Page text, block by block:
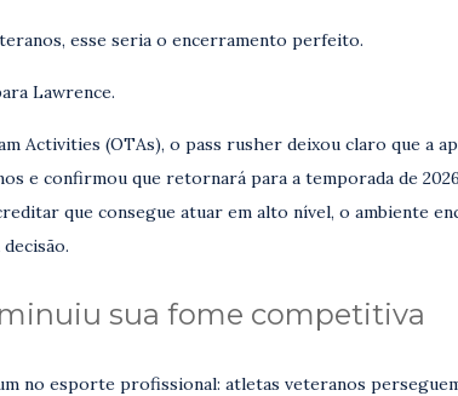
esse seria o encerramento perfeito.
Lawrence.
Activities (OTAs), o pass rusher deixou claro que a
e confirmou que retornará para a temporada de
que consegue atuar em alto nível, o ambiente
sua fome competitiva
no esporte profissional: atletas veteranos